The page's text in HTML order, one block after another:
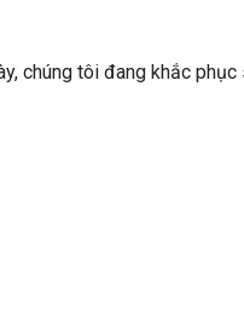
chúng tôi đang khắc